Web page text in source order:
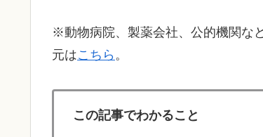
※動物病院、製薬会社、公的機関な
元はこちら 。
この記事でわかること